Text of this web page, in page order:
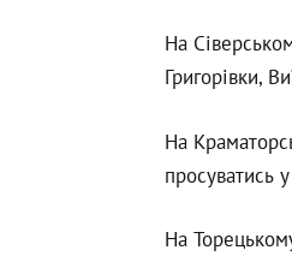
На
Григорівки,
На
просуватись
На